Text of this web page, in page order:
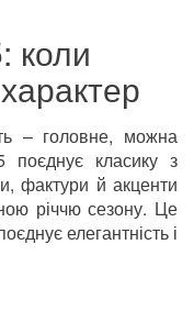
коли
– головне, можна
поєднує класику з
фактури й акценти
річчю сезону. Це
елегантність і